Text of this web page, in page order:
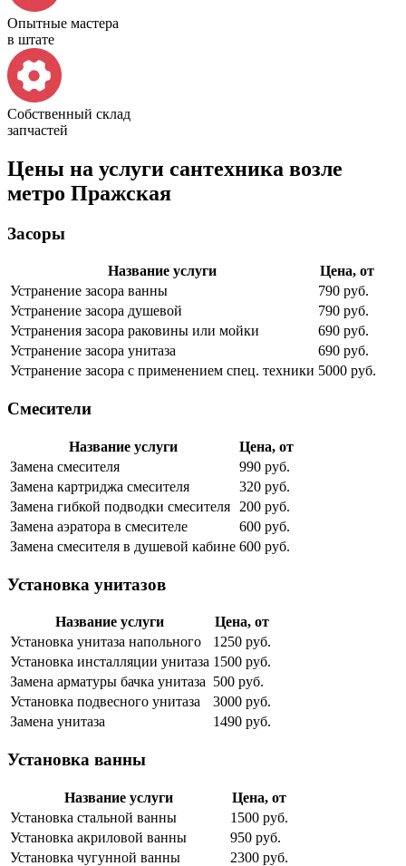
Опытные мастера
в штате
Собственный склад
запчастей
Цены на услуги сантехника возле
метро Пражская
Засоры
Название услуги
Цена, от
Устранение засора ванны
790 руб.
Устранение засора душевой
790 руб.
Устранения засора раковины или мойки
690 руб.
Устранение засора унитаза
690 руб.
Устранение засора с применением спец. техники 5000 руб.
Смесители
Название услуги
Цена, от
Замена смесителя
990 руб.
Замена картриджа смесителя
320 руб.
Замена гибкой подводки смесителя
200 руб.
Замена аэратора в смесителе
600 руб.
Замена смесителя в душевой кабине 600 руб.
Установка унитазов
Название услуги
Цена, от
Установка унитаза напольного
1250 руб.
Установка инсталляции унитаза 1500 руб.
Замена арматуры бачка унитаза 500 руб.
Установка подвесного унитаза
3000 руб.
Замена унитаза
1490 руб.
Установка ванны
Название услуги
Цена, от
Установка стальной ванны
1500 руб.
Установка акриловой ванны
950 руб.
Установка чугунной ванны
2300 руб.